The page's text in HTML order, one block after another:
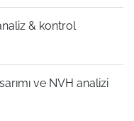
& kontrol
ve NVH analizi